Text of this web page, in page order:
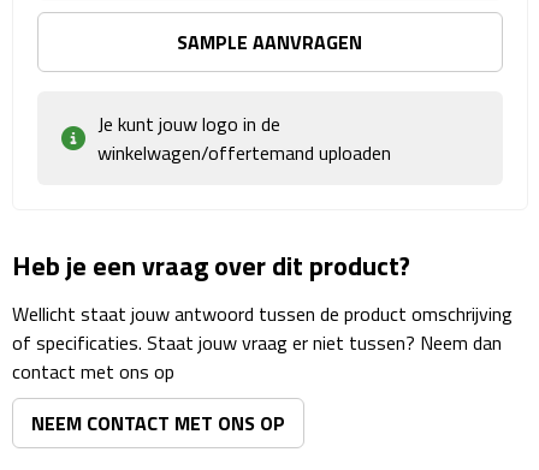
Strandtassen
Lunchtassen
Heuptassen
Matrozentassen
Reizen
SAMPLE AANVRAGEN
Je kunt jouw logo in de
winkelwagen/offertemand uploaden
Heb je een vraag over dit product?
Wellicht staat jouw antwoord tussen de product omschrijving
of specificaties. Staat jouw vraag er niet tussen? Neem dan
contact met ons op
NEEM CONTACT MET ONS OP